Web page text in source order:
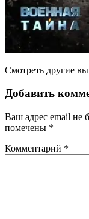
Смотреть другие
Добавить
Ваш адрес email не
помечены *
Комментарий *